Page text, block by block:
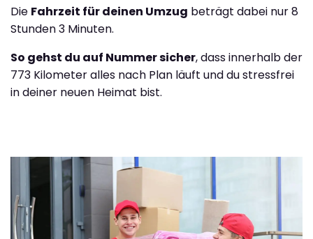
Die Fahrzeit für deinen Umzug beträgt dabei nur 8
Stunden 3 Minuten.
So gehst du auf Nummer sicher, dass innerhalb der
773 Kilometer alles nach Plan läuft und du stressfrei
in deiner neuen Heimat bist.